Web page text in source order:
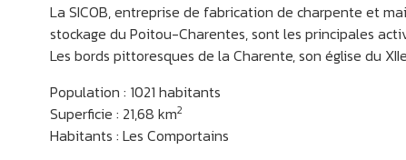
La SICOB, entreprise de fabrication de charpente et
stockage du Poitou-Charentes, sont les principales
Les bords pittoresques de la Charente, son église du
Population : 1021 habitants
Superficie : 21,68 km2
Habitants : Les Comportains
VAL DE COMPORTE